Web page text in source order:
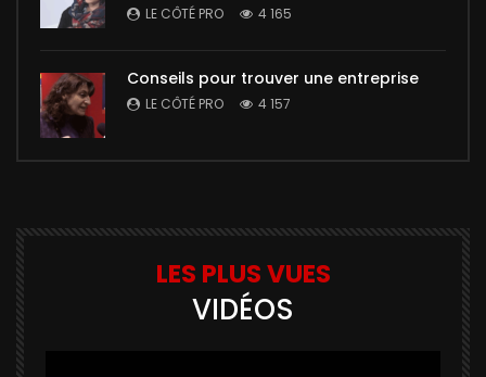
LE CÔTÉ PRO 4 165
Conseils pour trouver une entreprise
LE CÔTÉ PRO 4 157
LES PLUS VUES
VIDÉOS